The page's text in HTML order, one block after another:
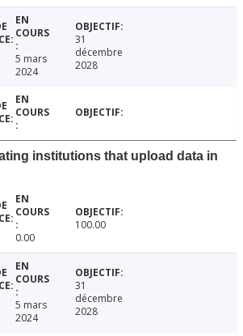
5 mars
2024
31
décembre
2028
institutions that upload data in
0.00
100.00
5 mars
2024
31
décembre
2028